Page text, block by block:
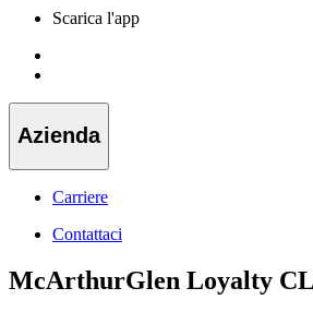
Scarica l'app
Azienda
Carriere
Contattaci
McArthurGlen Loyalty